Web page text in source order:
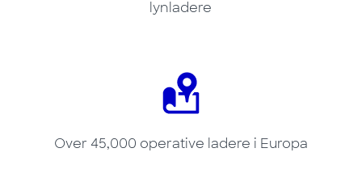
lynladere
Over 45,000 operative ladere i Europa